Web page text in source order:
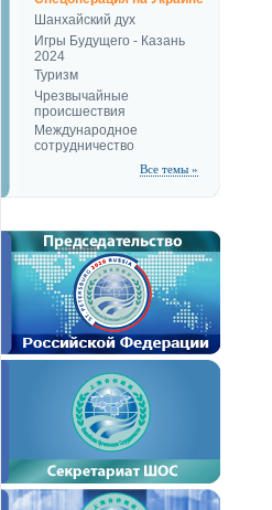
Шанхайский дух
Игры Будущего - Казань
2024
Туризм
Чрезвычайные
происшествия
Международное
сотрудничество
Все темы »